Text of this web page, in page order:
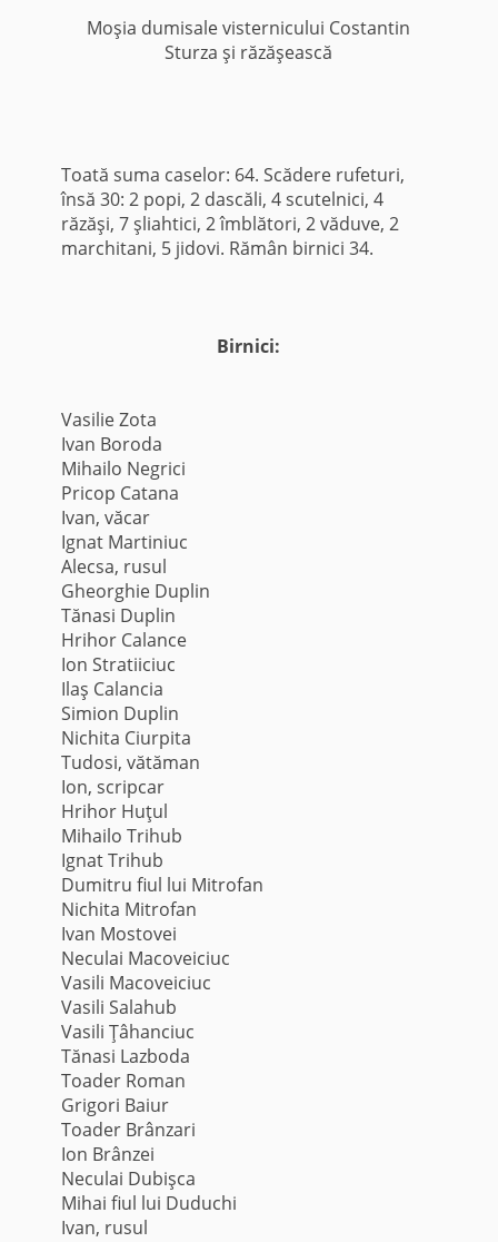
Moşia dumisale visternicului Costantin
Sturza şi răzăşească
Toată suma caselor: 64. Scădere rufeturi,
însă 30: 2 popi, 2 dascăli, 4 scutelnici, 4
răzăşi, 7 şliahtici, 2 îmblători, 2 văduve, 2
marchitani, 5 jidovi. Rămân birnici 34.
Birnici:
Vasilie Zota
Ivan Boroda
Mihailo Negrici
Pricop Catana
Ivan, văcar
Ignat Martiniuc
Alecsa, rusul
Gheorghie Duplin
Tănasi Duplin
Hrihor Calance
Ion Stratiiciuc
Ilaş Calancia
Simion Duplin
Nichita Ciurpita
Tudosi, vătăman
Ion, scripcar
Hrihor Huţul
Mihailo Trihub
Ignat Trihub
Dumitru fiul lui Mitrofan
Nichita Mitrofan
Ivan Mostovei
Neculai Macoveiciuc
Vasili Macoveiciuc
Vasili Salahub
Vasili Ţâhanciuc
Tănasi Lazboda
Toader Roman
Grigori Baiur
Toader Brânzari
Ion Brânzei
Neculai Dubişca
Mihai fiul lui Duduchi
Ivan, rusul